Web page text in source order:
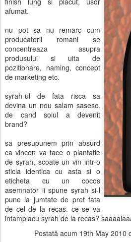
afumat.
nu pot sa nu remarc cum
producatorii romani se
concentreaza asupra
produsului si uita de
pozitionare, naming, concept
de marketing etc.
syrah-ul de fata risca sa
devina un nou salam sasesc.
de cand soiul a devenit
brand?
sa presupunem prin absurd
ca vincon va face o plantatie
de syrah, scoate un vin intr-o
sticla identica cu asta si o
eticheta cu un cocos
asemnator ii spune syrah si-l
pune la jumtate de pret fata
de cel de la recas. ce se va
intamplacu syrah de la recas?
Postată acum 19th May 2010